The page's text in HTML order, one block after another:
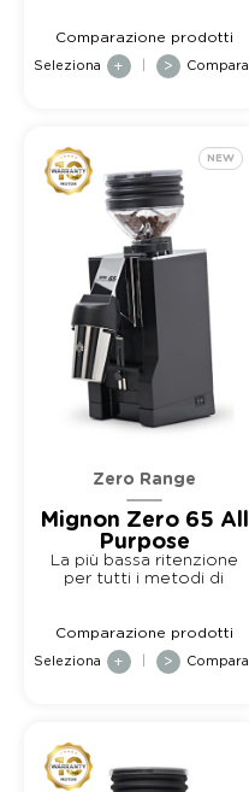
Comparazione prodotti
Seleziona + > Compara
NEW
Zero Range
Mignon Zero 65 All
Purpose
La più bassa ritenzione
per tutti i metodi di
Comparazione prodotti
Seleziona + > Compara